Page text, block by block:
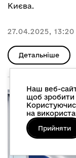
Києва.
27.04.2025, 13:20
Детальніше
Наш веб-
щоб зробити
на
Прийняти